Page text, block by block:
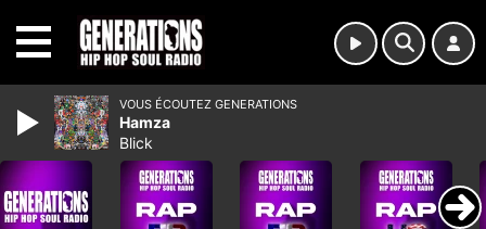
VOUS ÉCOUTEZ GENERATIONS
Hamza
Blick